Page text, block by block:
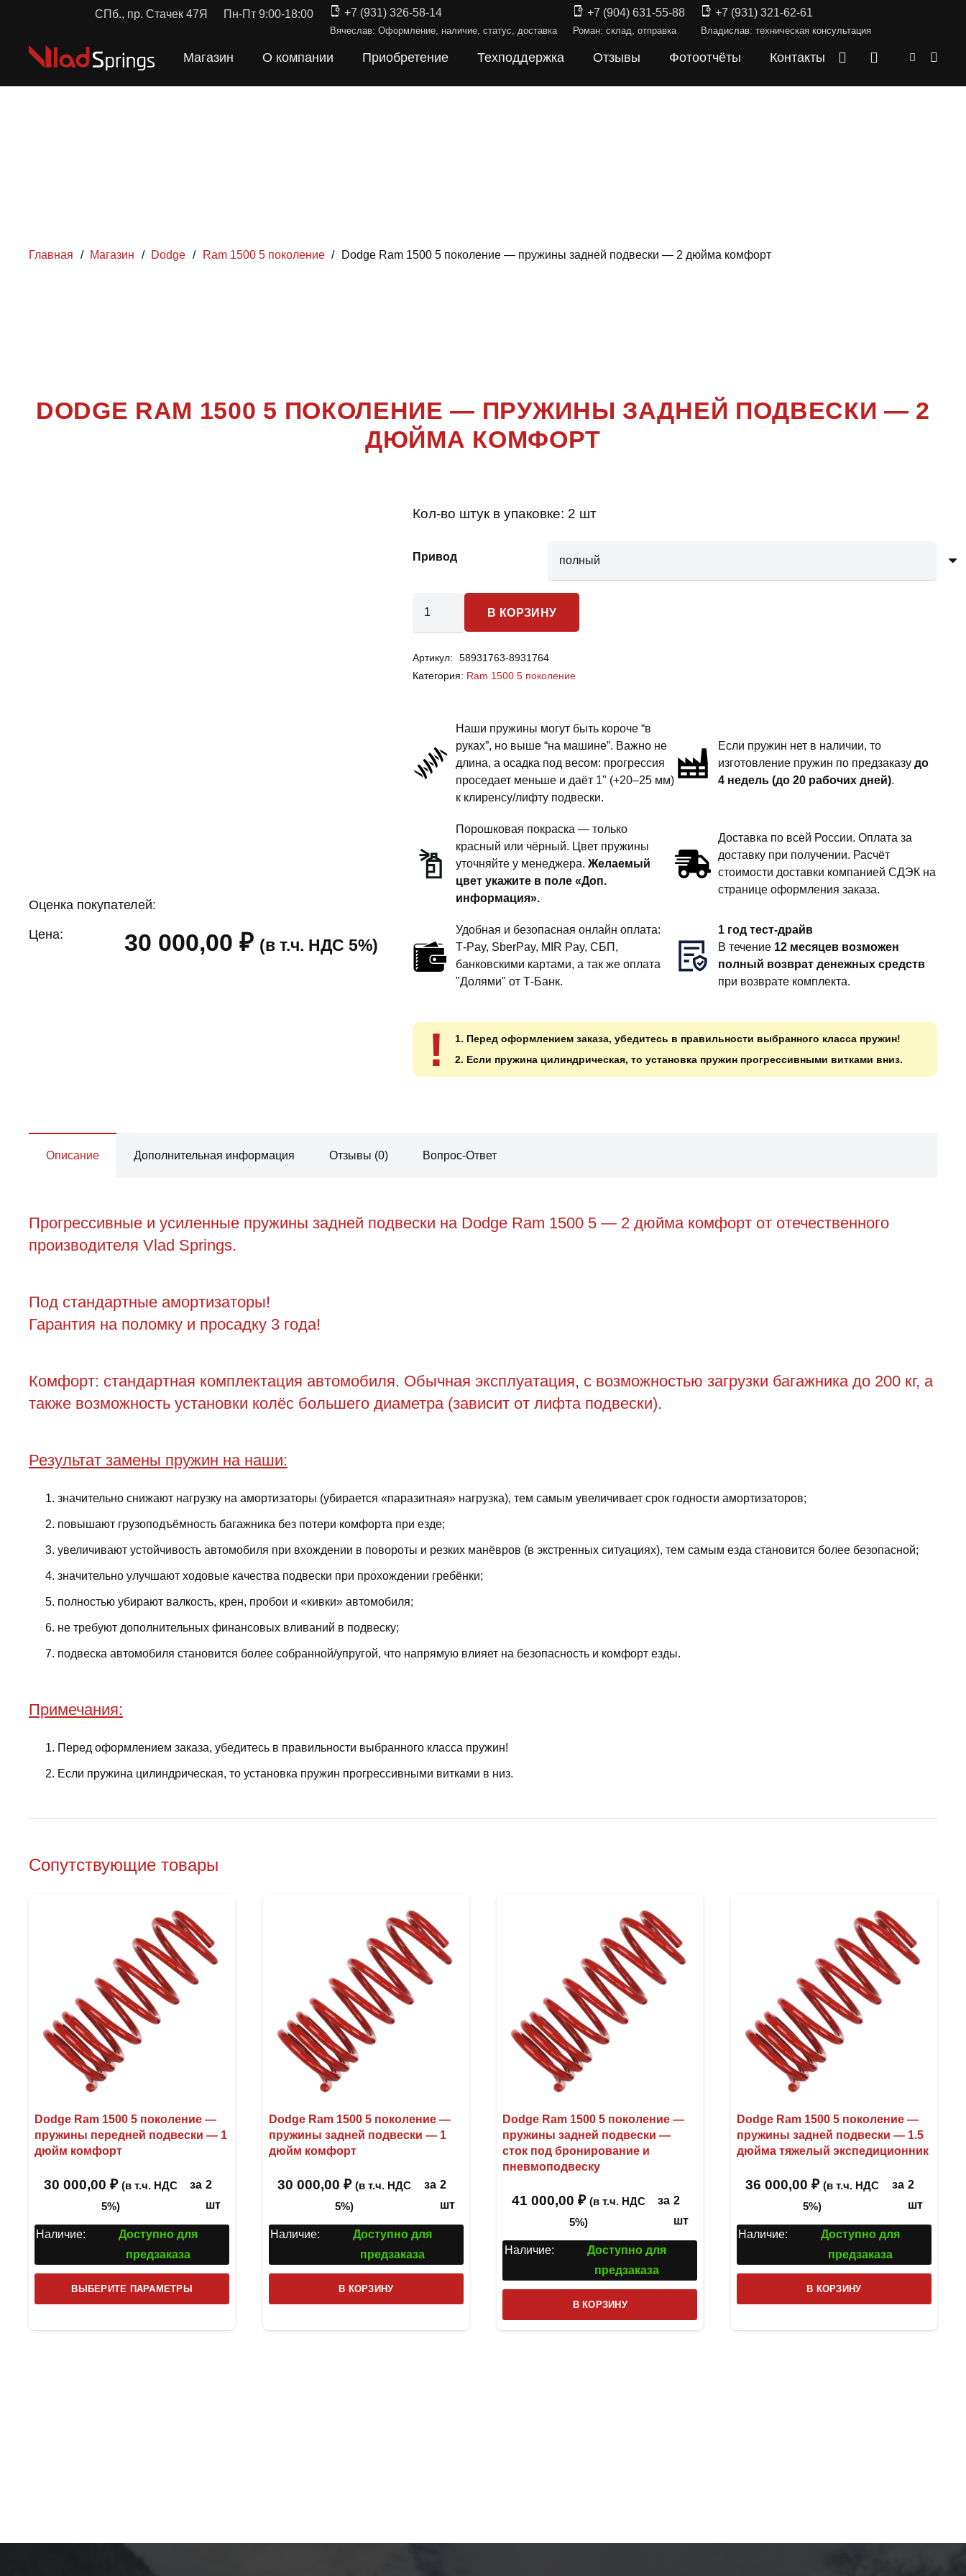
СПб., пр. Стачек 47Я Пн-Пт 9:00-18:00 +7 (931) 326-58-14
Вячеслав: Оформление, наличие, статус, доставка
+7 (904) 631-55-88
Роман: склад, отправка
+7 (931) 321-62-61
Владислав: техническая консультация
Магазин О компании Приобретение Техподдержка Отзывы Фотоотчёты Контакты
Главная / Магазин / Dodge / Ram 1500 5 поколение / Dodge Ram 1500 5 поколение — пружины задней подвески — 2 дюйма комфорт
1500 5 ПОКОЛЕНИЕ
DODGE RAM 1500 5 ПОКОЛЕНИЕ — ПРУЖИНЫ ЗАДНЕЙ ПОДВЕСКИ — 2
ДЮЙМА КОМФОРТ
Оценка покупателей:
Цена: 30 000,00₽ (в т.ч. НДС 5%)
Кол-во штук в упаковке: 2 шт
Привод
Ram
1500
поколение
пружины
задней
подвески
дюйма
комфорт
В КОРЗИНУ
Артикул:
58931763-8931764
Категория: Ram 1500 5 поколение
Наши пружины могут быть короче “в
руках”, но выше “на машине”. Важно не
длина, а осадка под весом: прогрессия
проседает меньше и даёт 1" (+20–25 мм)
к клиренсу/лифту подвески.
Если пружин нет в наличии, то
изготовление пружин по предзаказудо
4 недель (до 20 рабочих дней).
Порошковая покраска — только
красный или чёрный. Цвет пружины
уточняйте у менеджера.Желаемый
цвет укажите в поле «Доп.
информация».
Доставка по всей России. Оплата за
доставку при получении. Расчёт
стоимости доставки компанией СДЭК на
странице оформления заказа.
Удобная и безопасная онлайн оплата:
T‑Pay, SberPay, MIR Pay, СБП,
банковскими картами, а так же оплата
"Долями" от Т-Банк.
1 год тест-драйв
В течение 12 месяцев возможен
полный возврат денежных средств
при возврате комплекта.
!
1. Перед оформлением заказа, убедитесь в правильности выбранного класса пружин!
2. Если пружина цилиндрическая, то установка пружин прогрессивными витками вниз.
Описание Дополнительная информация Отзывы (0) Вопрос-Ответ
Прогрессивные и усиленные пружины задней подвески на Dodge Ram 1500 5 — 2 дюйма комфорт от отечественного
производителя Vlad Springs.
Под стандартные амортизаторы!
Гарантия на поломку и просадку 3 года!
Комфорт: стандартная комплектация автомобиля. Обычная эксплуатация, с возможностью загрузки багажника до 200 кг, а
также возможность установки колёс большего диаметра (зависит от лифта подвески).
Результат замены пружин на наши:
значительно снижают нагрузку на амортизаторы (убирается «паразитная» нагрузка), тем самым увеличивает срок годности амортизаторов;
повышают грузоподъёмность багажника без потери комфорта при езде;
увеличивают устойчивость автомобиля при вхождении в повороты и резких манёвров (в экстренных ситуациях), тем самым езда становится более безопасной;
значительно улучшают ходовые качества подвески при прохождении гребёнки;
полностью убирают валкость, крен, пробои и «кивки» автомобиля;
не требуют дополнительных финансовых вливаний в подвеску;
подвеска автомобиля становится более собранной/упругой, что напрямую влияет на безопасность и комфорт езды.
Примечания:
Перед оформлением заказа, убедитесь в правильности выбранного класса пружин!
Если пружина цилиндрическая, то установка пружин прогрессивными витками в низ.
Сопутствующие товары
Dodge Ram 1500 5 поколение —
пружины передней подвески — 1
дюйм комфорт
30 000,00 ₽ (в т.ч. НДС
5%)
за 2
шт
Наличие:
Доступно для
предзаказа
ВЫБЕРИТЕ ПАРАМЕТРЫ
товар
Dodge Ram 1500 5 поколение —
пружины задней подвески — 1
дюйм комфорт
30 000,00₽ (в т.ч. НДС
5%)
за 2
шт
Наличие:
Доступно для
предзаказа
В КОРЗИНУ
Dodge Ram 1500 5 поколение —
пружины задней подвески —
сток под бронирование и
пневмоподвеску
41 000,00 ₽ (в т.ч. НДС
5%)
за 2
шт
Наличие:
Доступно для
предзаказа
В КОРЗИНУ
Dodge Ram 1500 5 поколение —
пружины задней подвески — 1.5
дюйма тяжелый экспедиционник
36 000,00₽ (в т.ч. НДС
5%)
за 2
шт
Наличие:
Доступно для
предзаказа
В КОРЗИНУ